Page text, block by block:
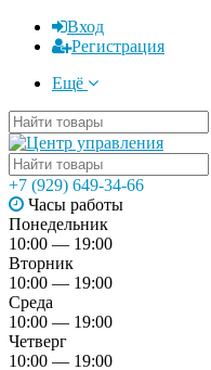
Вход
Регистрация
Ещё
+7 (929) 649-34-66
Часы работы
Понедельник
10:00 — 19:00
Вторник
10:00 — 19:00
Среда
10:00 — 19:00
Четверг
10:00 — 19:00